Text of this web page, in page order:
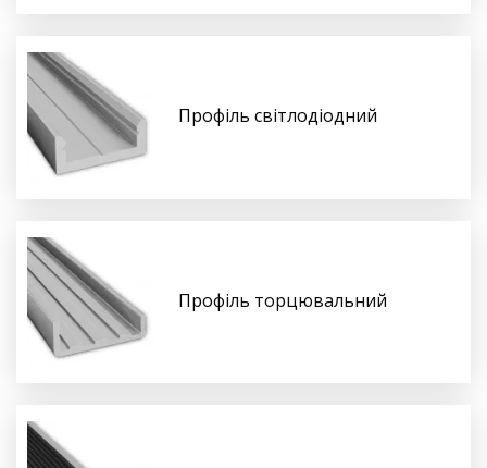
Профіль світлодіодний
Профіль торцювальний